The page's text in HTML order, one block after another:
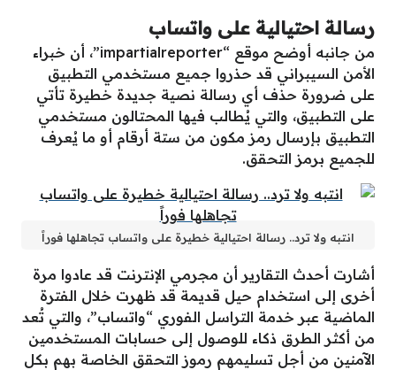
رسالة احتيالية على واتساب
من جانبه أوضح موقع “impartialreporter”، أن خبراء
الأمن السيبراني قد حذروا جميع مستخدمي التطبيق
على ضرورة حذف أي رسالة نصية جديدة خطيرة تأتي
على التطبيق، والتي يُطالب فيها المحتالون مستخدمي
التطبيق بإرسال رمز مكون من ستة أرقام أو ما يُعرف
للجميع برمز التحقق.
انتبه ولا ترد.. رسالة احتيالية خطيرة على واتساب تجاهلها فوراً
أشارت أحدث التقارير أن مجرمي الإنترنت قد عادوا مرة
أخرى إلى استخدام حيل قديمة قد ظهرت خلال الفترة
الماضية عبر خدمة التراسل الفوري “واتساب”، والتي تُعد
من أكثر الطرق ذكاء للوصول إلى حسابات المستخدمين
الآمنين من أجل تسليمهم رموز التحقق الخاصة بهم بكل